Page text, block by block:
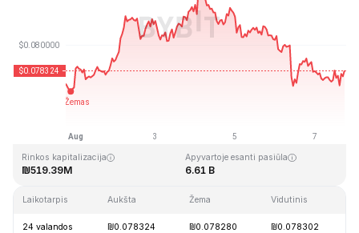
Paskutinį kartą atnaujinta: 2026-08-07, 18:09 GMT+0
₪0.070480
Rinkos kapitalizacija
₪519.39M
Apyvartoje esanti pasiūla
6.61 B
Laikotarpis Aukšta Žema Vidutinis
24 valandos ₪0.078324 ₪0.078280 ₪0.078302